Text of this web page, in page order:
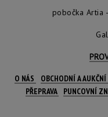
pobočka Artia
O NÁS OBCHODNÍ A
PŘEPRAVA
PUNCOVNÍ